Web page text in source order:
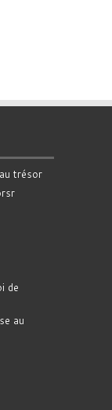
trésor
de
au